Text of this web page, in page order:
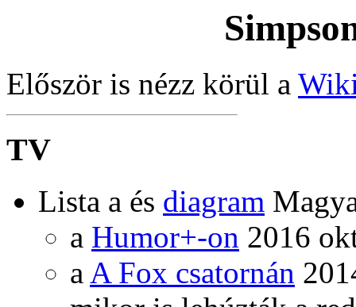
Először is nézz körül a
TV
Lista a és diagram
a Humor+-on 2016
a A Fox csatornán